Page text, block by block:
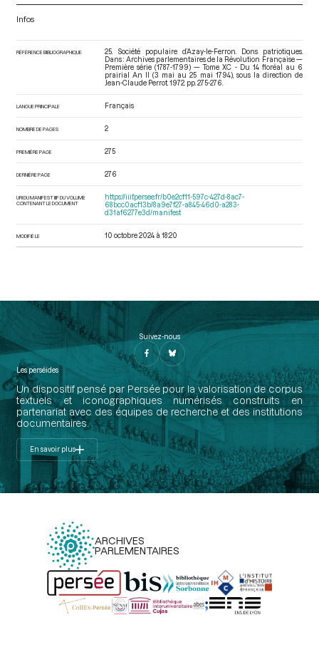
Infos
RÉFÉRENCE BIBLIOGRAPHIQUE
25. Société populaire d’Azay-le-Ferron. Dons patriotiques.
Dans : Archives parlementaires de la Révolution Française —
Première série (1787-1799) — Tome XC - Du 14 floréal au 6
prairial An II (3 mai au 25 mai 1794), sous la direction de
Jean-Claude Perrot. 1972. pp. 275-276.
LANGUE PRINCIPALE Français
NOMBRE DE PAGES 2
PREMIÈRE PAGE 275
DERNIÈRE PAGE 276
URI DU MANIFEST IIIF DU VOLUME
CONTENANT LE DOCUMENT
https://iiif.persee.fr/b0e2cf11-597c-427d-8ac7-
68bcc0acf13b/8a9e7f27-a845-46d0-a283-
d31af6277e3d/manifest
MODIFIÉ LE 10 octobre 2024 à 18:20
Suivez-nous
Les perséides
Un dispositif pensé par Persée pour la valorisation de corpus
textuels et iconographiques numérisés construits en
partenariat avec des équipes de recherche et des institutions
documentaires.
En savoir plus
ARCHIVES
PARLEMENTAIRES